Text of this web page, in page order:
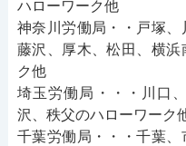
ハローワーク他
神奈川労働局・・戸塚、
藤沢、厚木、松田、横
ク他
埼玉労働局・・・川口
沢、秩父のハローワーク
千葉労働局・・・千葉